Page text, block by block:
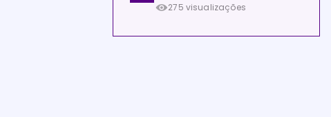
275 visualizações